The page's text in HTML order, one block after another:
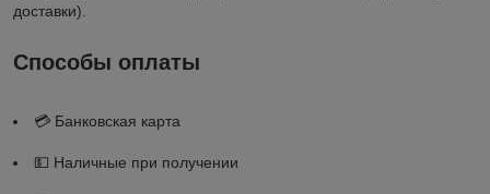
доставки).
Способы оплаты
💳 Банковская карта
💵 Наличные при получении